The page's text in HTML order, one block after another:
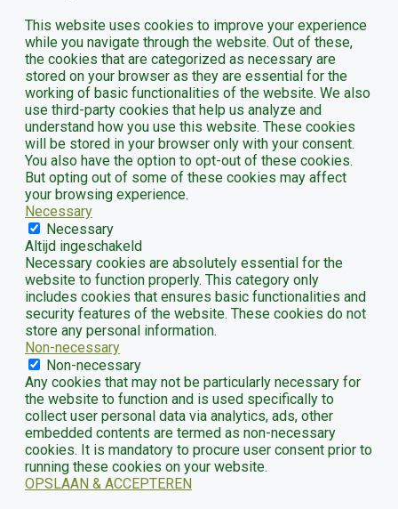
This website uses cookies to improve your experience
while you navigate through the website. Out of these,
the cookies that are categorized as necessary are
stored on your browser as they are essential for the
working of basic functionalities of the website. We also
use third-party cookies that help us analyze and
understand how you use this website. These cookies
will be stored in your browser only with your consent.
You also have the option to opt-out of these cookies.
But opting out of some of these cookies may affect
your browsing experience.
Necessary
Necessary
Altijd ingeschakeld
Necessary cookies are absolutely essential for the
website to function properly. This category only
includes cookies that ensures basic functionalities and
security features of the website. These cookies do not
store any personal information.
Non-necessary
Non-necessary
Any cookies that may not be particularly necessary for
the website to function and is used specifically to
collect user personal data via analytics, ads, other
embedded contents are termed as non-necessary
cookies. It is mandatory to procure user consent prior to
running these cookies on your website.
OPSLAAN & ACCEPTEREN